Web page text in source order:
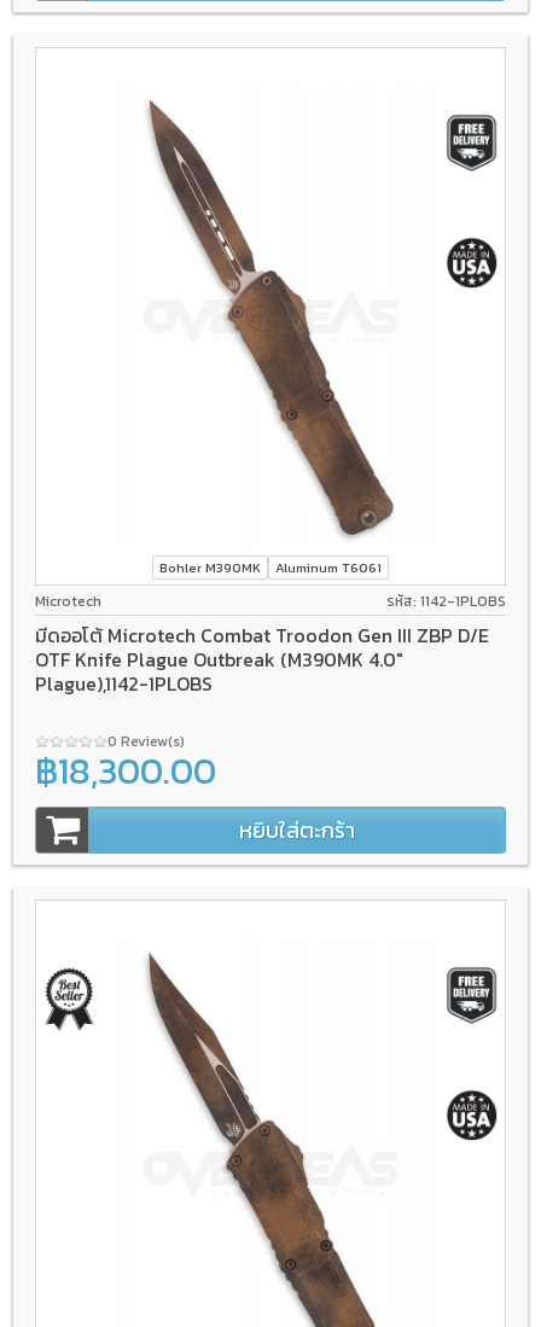
Bohler M390MK Aluminum T6061
Microtech รหัส: 1142-1PLOBS
มีดออโต้ Microtech Combat Troodon Gen III ZBP D/E
OTF Knife Plague Outbreak (M390MK 4.0"
Plague),1142-1PLOBS
0 Review(s)
฿18,300.00
หยิบใส่ตะกร้า